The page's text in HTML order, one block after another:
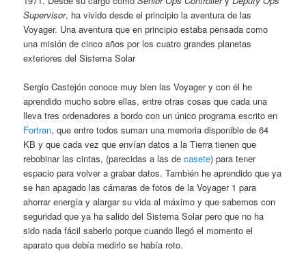
Supervisor, ha vivido desde el principio la aventura de las
Voyager. Una aventura que en principio estaba pensada como
una misión de cinco años por los cuatro grandes planetas
exteriores del Sistema Solar
Sergio Castejón conoce muy bien las Voyager y con él he
aprendido mucho sobre ellas, entre otras cosas que cada una
lleva tres ordenadores a bordo con un único programa escrito en
Fortran, que entre todos suman una memoria disponible de 64
KB y que cada vez que envían datos a la Tierra tienen que
rebobinar las cintas, (parecidas a las decasete) para tener
espacio para volver a grabar datos. También he aprendido que ya
se han apagado las cámaras de fotos de la Voyager 1 para
ahorrar energía y alargar su vida al máximo y que sabemos con
seguridad que ya ha salido del Sistema Solar pero que no ha
sido nada fácil saberlo porque cuando llegó el momento el
aparato que debía medirlo se había roto.